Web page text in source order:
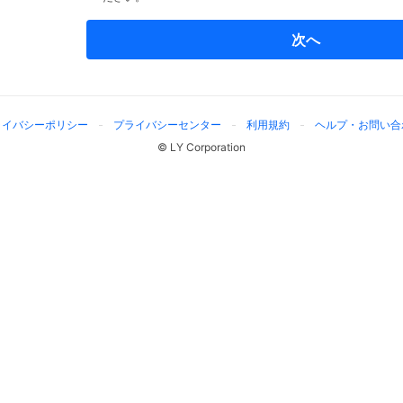
次へ
バシーポリシー プライバシーセンター 利用規約
ヘルプ・お問い
© LY Corporation